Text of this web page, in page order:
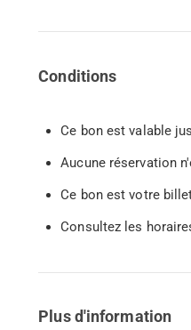
Conditions
Ce bon est valable
Aucune réservation
Ce bon est votre
Consultez les
Plus d'information